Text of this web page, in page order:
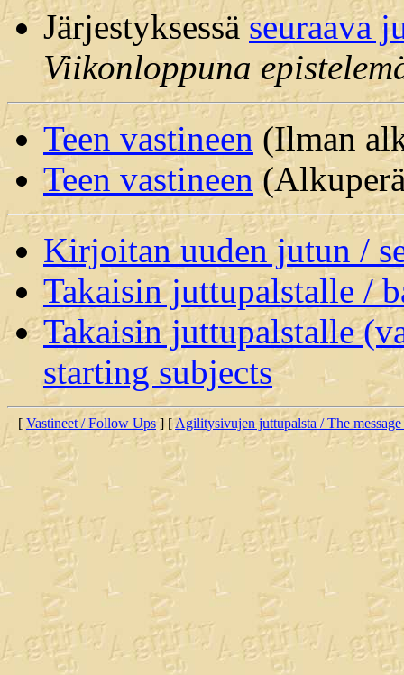
Järjestyksessäseuraava
Viikonloppuna
Teen vastineen(Ilman
Teen vastineen
Kirjoitan uuden jutun /
Takaisin juttupalstalle /
Takaisin juttupalstalle
starting subjects
[ Vastineet / Follow Ups] [Agilitysivujen juttupalsta / The